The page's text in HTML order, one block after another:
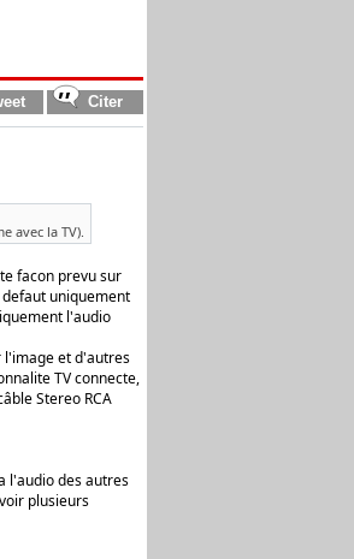
avec la TV).
facon prevu sur
uniquement
l'audio
l'image et d'autres
TV connecte,
Stereo RCA
l'audio des autres
plusieurs